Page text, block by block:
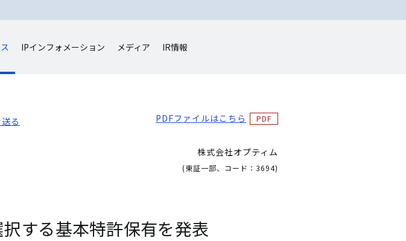
IPインフォメーション メディア IR情報
PDFファイルはこちら
株式会社オプティム
(東証一部、コード：3694)
する基本特許保有を発表